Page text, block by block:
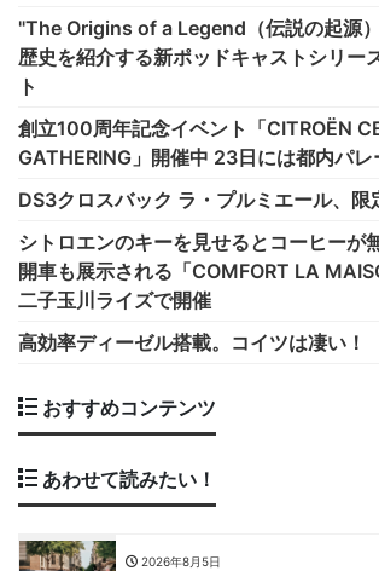
"The Origins of a Legend（伝説の起源
歴史を紹介する新ポッドキャストシリー
ト
創立100周年記念イベント「CITROËN
GATHERING」開催中 23日には都内パレ
DS3クロスバック ラ・プルミエール、限
シトロエンのキーを見せるとコーヒーが
開車も展示される「COMFORT LA
二子玉川ライズで開催
高効率ディーゼル搭載。コイツは凄い！
おすすめコンテンツ
あわせて読みたい！
2026年8月5日